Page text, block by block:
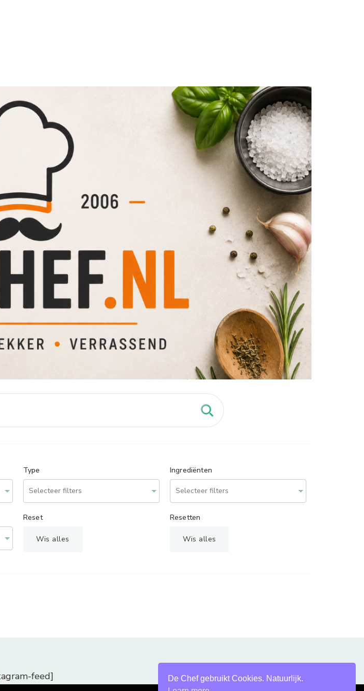
Type Ingrediënten
Reset
Wis alles
Resetten
Wis alles
feed]
De Chef gebruikt Cookies. Natuurlijk.